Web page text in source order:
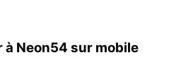
Neon54 sur mobile